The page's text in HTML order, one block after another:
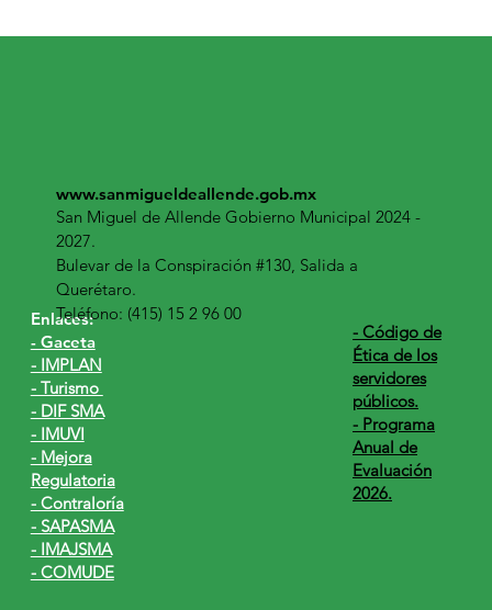
Enlaces:
- Gaceta
- IMPLAN
- Turismo
- DIF SMA
- IMUVI
- Mejora
Regulatoria
- Contraloría
- SAPASMA
- IMAJSMA
- COMUDE
www.sanmigueldeallende.gob.mx
San Miguel de Allende Gobierno Municipal 2024 -
2027.
Bulevar de la Conspiración #130, Salida a
Querétaro.
Teléfono: (415) 15 2 96 00
​- Código de
Ética de los
servidores
públicos.
- Programa
Anual de
Evaluación
2026.